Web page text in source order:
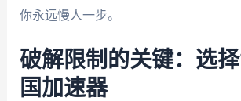
你永远慢人一步。
破解限制的关键：选
国加速器